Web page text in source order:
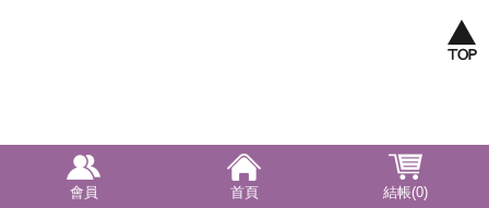
會員 首頁 結帳(0)